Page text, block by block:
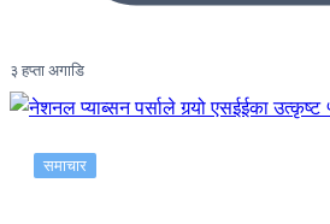
३ हप्ता अगाडि
समाचार